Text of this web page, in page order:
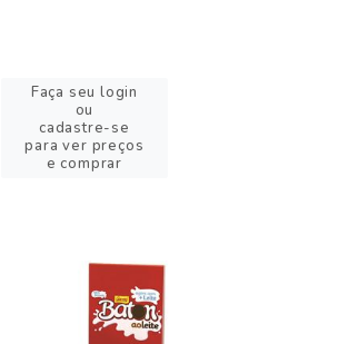
Faça seu login
ou
cadastre-se
para ver preços
e comprar